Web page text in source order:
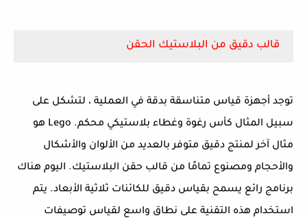
قالب دقيق من البلاستيك الحقن
توجد أجهزة قياس متناسقة بدقة في العملية ، لتشكل على
سبيل المثال كأس رغوة وغطاء بلاستيكي محكم. Lego هو
مثال آخر لمنتج دقيق متوفر بالعديد من الألوان والأشكال
والأحجام ومصنوع تمامًا من قالب حقن البلاستيك. اليوم هناك
برنامج رائع يسمح بقياس دقيق للكائنات ثلاثية الأبعاد. يتم
استخدام هذه التقنية على نطاق واسع لقياس توصيفات